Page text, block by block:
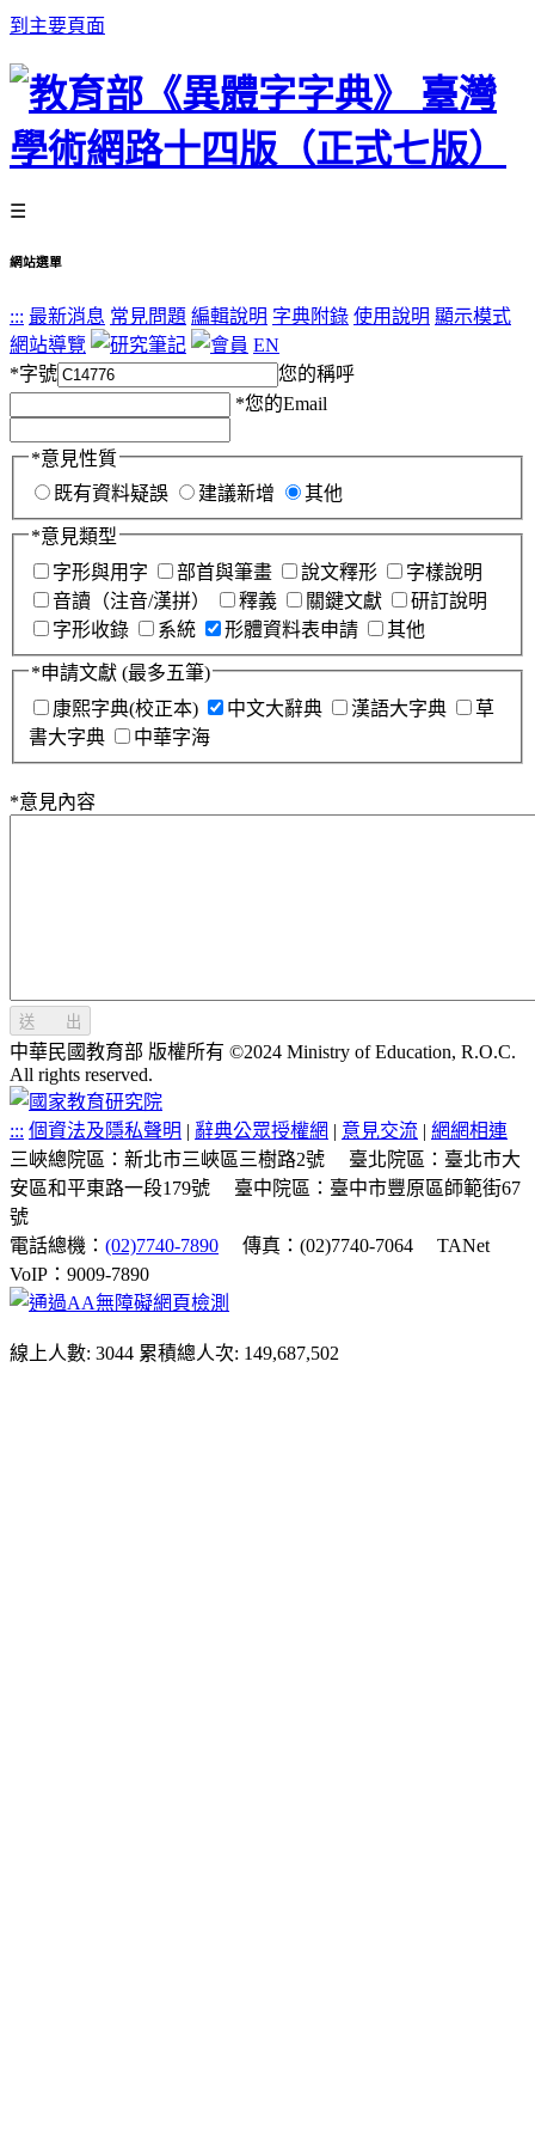
到主要頁面
☰
網站選單
::: 最新消息 常見問題 編輯說明 字典附錄 使用說明 顯示模式
網站導覽
EN
*字號
您的稱呼
*您的Email
*意見性質
既有資料疑誤
建議新增 其他
*意見類型
字形與用字
部首與筆畫 說文釋形
字樣說明
音讀（注音/漢拼）
釋義 關鍵文獻
研訂說明
字形收錄
系統 形體資料表申請 其他
*申請文獻 (最多五筆)
康熙字典(校正本)
中文大辭典 漢語大字典
草
書大字典
中華字海
*意見內容
送 出
中華民國教育部 版權所有 ©2024 Ministry of Education, R.O.C.
All rights reserved.
::: 個資法及隱私聲明 | 辭典公眾授權網 | 意見交流 | 網網相連
三峽總院區：新北市三峽區三樹路2號
臺北院區：臺北市大
安區和平東路一段179號
臺中院區：臺中市豐原區師範街67
號
電話總機： (02)7740-7890 傳真：(02)7740-7064
TANet
VoIP：9009-7890
線上人數: 3044 累積總人次: 149,687,502